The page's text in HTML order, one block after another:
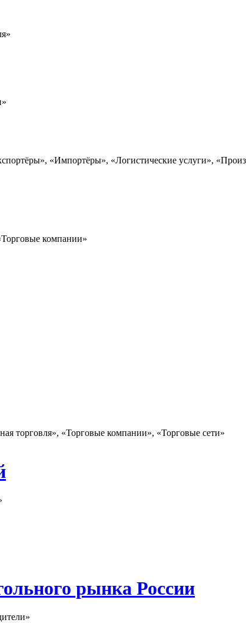
«Импортёры», «Логистические услуги»,
компании»
торговля», «Торговые компании», «Торговые сети»
рынка России